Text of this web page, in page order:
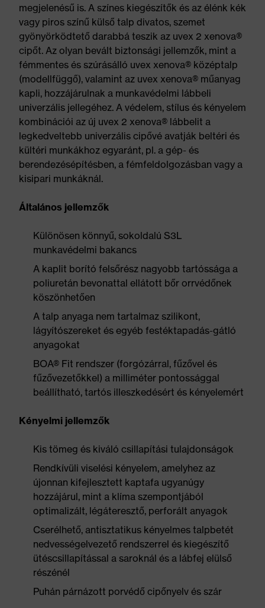
megjelenésű is. A színes kiegészítők és az élénk kék
vagy piros színű külső talp divatos, szemet
gyönyörködtető darabbá teszik az uvex 2 xenova®
cipőt. Az olyan bevált biztonsági jellemzők, mint a
fémmentes és szúrásálló uvex xenova® középtalp
(modellfüggő), valamint az uvex xenova® műanyag
kapli, hozzájárulnak a munkavédelmi lábbeli
univerzális jellegéhez. A védelem, stílus és kényelem
kombinációi az új uvex 2 xenova® lábbelit a
legkedveltebb univerzális cipővé avatják beltéri és
kültéri munkákhoz egyaránt, pl. a gép- és
berendezésépítésben, a fémfeldolgozásban vagy a
kisipari munkáknál.
Általános jellemzők
Különösen könnyű, sokoldalú S3L
munkavédelmi bakancs
A kaplit borító felsőrész nagyobb tartóssága a
poliuretán bevonattal ellátott bőr orrvédőnek
köszönhetően
A talp anyaga nem tartalmaz szilikont,
lágyítószereket és egyéb festéktapadás-gátló
anyagokat
BOA® Fit rendszer (forgózárral, fűzővel és
fűzővezetőkkel) a milliméter pontossággal
beállítható, tartós illeszkedésért és kényelemért
Kényelmi jellemzők
Kis tömeg és kiváló csillapítási tulajdonságok
Rendkívüli viselési kényelem, amelyhez az
újonnan kifejlesztett kaptafa ugyanúgy
hozzájárul, mint a klíma szempontjából
optimalizált, légáteresztő, perforált anyagok
Cserélhető, antisztatikus kényelmes talpbetét
nedvességelvezető rendszerrel és kiegészítő
ütéscsillapítással a saroknál és a lábfej elülső
részénél
Puhán párnázott porvédő cipőnyelv és szár